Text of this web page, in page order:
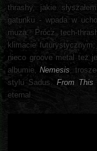
thrashy, jakie
gatunku - wpada w
muza. Prócz tech-
klimacie
nieco groove metal też
albumie,Nemesis ,
stylu Sadus. From This
eternal.